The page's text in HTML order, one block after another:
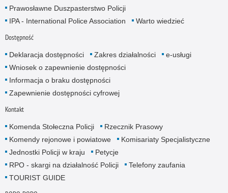
Prawosławne Duszpasterstwo Policji
IPA - International Police Association
Warto wiedzieć
Dostępność
Deklaracja dostępności Zakres działalności
e-usługi
Wniosek o zapewnienie dostępności
Informacja o braku dostępności
Zapewnienie dostępności cyfrowej
Kontakt
Komenda Stołeczna Policji
Rzecznik Prasowy
Komendy rejonowe i powiatowe
Komisariaty Specjalistyczne
Jednostki Policji w kraju
Petycje
RPO - skargi na działalność Policji
Telefony zaufania
TOURIST GUIDE